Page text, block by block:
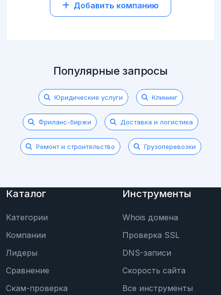
Добавить компанию
Популярные запросы
Юридические услуги Клининг
Фриланс-биржи Доставка и логистика
Ремонт и строительство Грузоперевозки
Каталог
Категории
Компании
Лидеры
Сравнение
Скам-проверка
Инструменты
Whois домена
Проверка SSL
DNS-записи
Скорость сайта
Все инструменты